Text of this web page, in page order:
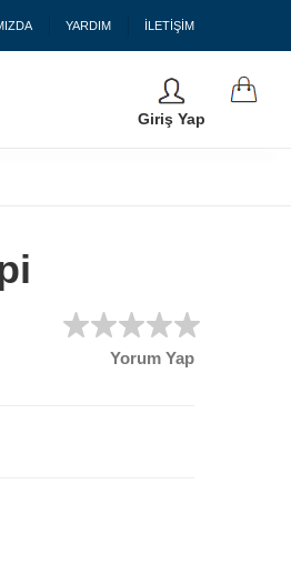
YARDIM İLETİŞİM
Giriş Yap
Yorum Yap